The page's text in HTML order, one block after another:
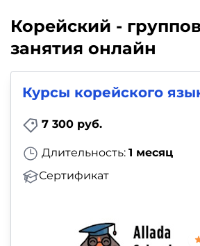
Корейский -
занятия онлайн
Курсы корейского
7 300 руб.
Длительность: 1 месяц
Сертификат